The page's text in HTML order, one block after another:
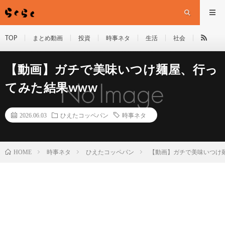
TOP まとめ動画 投資 時事ネタ 生活 社会
【動画】ガチで美味いつけ麺屋、行っ
てみた結果www
2026.06.03 ひえたコッペパン 時事ネタ
HOME 時事ネタ ひえたコッペパン 【動画】ガチで美味いつ